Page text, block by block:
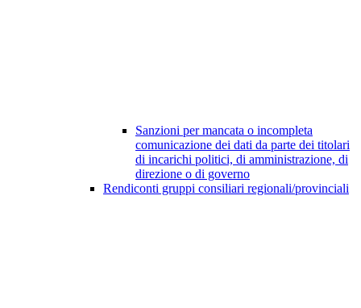
Sanzioni per mancata o incompleta
comunicazione dei dati da parte dei titolari
di incarichi politici, di amministrazione, di
direzione o di governo
Rendiconti gruppi consiliari regionali/provinciali